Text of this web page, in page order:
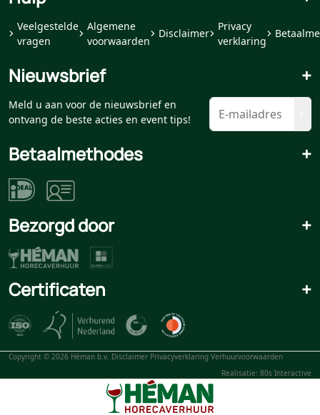
Veelgestelde
vragen
Algemene
voorwaarden
Disclaimer
Privacy
verklaring
Nieuwsbrief +
Meld u aan voor de nieuwsbrief en
ontvang de beste acties en event tips!
Betaalmethodes +
Bezorgd door +
Certificaten +
Copyright © 2026 Héman b.v. Disclaimer Privacyverklaring Verhuurvoorwaarden
Realisatie: 80s Interactive